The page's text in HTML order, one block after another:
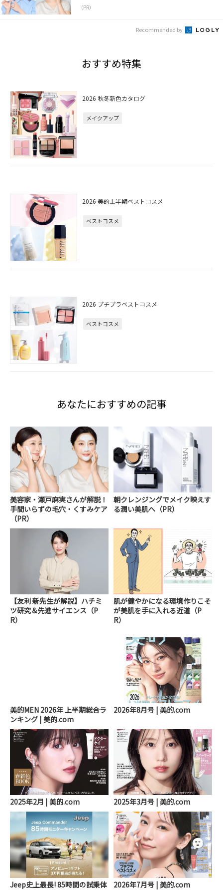
（PR）
Recommended by
おすすめ特集
2026 秋冬新色カタログ
メイクアップ
2026 美的上半期ベストコスメ
ベストコスメ
2026 プチプラベストコスメ
ベストコスメ
あなたにおすすめの記事
美容家・瀬戸麻実さんが解説！
手間いらずの毛穴・くすみケア
（PR）
朝クレンジングでメイク映えす
る潤い美肌へ（PR）
【友利 新先生が解説】ハチミ
ツ研究＆先進サイエンス（P
R）
肌が健やかになる環境作りこそ
が美肌を手に入れる近道（P
R）
美的MEN 2026年 上半期総合ラ
ンキング | 美的.com
2026年8月号 | 美的.com
2025年2月 | 美的.com 2025年3月号 | 美的.com
Jeep史上最長! 85時間の試乗体
2026年7月号 | 美的.com